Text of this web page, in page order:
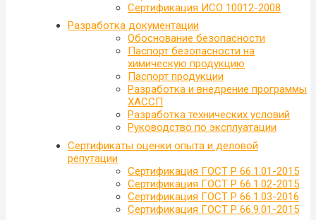
Сертификация ИСО 10012-2008
Разработка документации
Обоснование безопасности
Паспорт безопасности на
химическую продукцию
Паспорт продукции
Разработка и внедрение программы
ХАССП
Разработка технических условий
Руководство по эксплуатации
Сертификаты оценки опыта и деловой
репутации
Сертификация ГОСТ Р 66.1.01-2015
Сертификация ГОСТ Р 66.1.02-2015
Сертификация ГОСТ Р 66.1.03-2016
Сертификация ГОСТ Р 66.9.01-2015